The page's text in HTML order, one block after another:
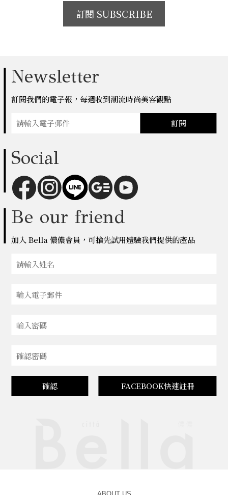
訂閱 SUBSCRIBE
Newsletter
訂閱我們的電子報，每週收到潮流時尚美容觀點
訂閱
Social
Be our friend
加入 Bella 儂儂會員，可搶先試用體驗我們提供的產品
確認 FACEBOOK快速註冊